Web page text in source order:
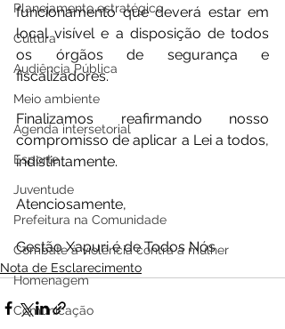
Planejamento estratégico
Cultura
Audiência Pública
Meio ambiente
Agenda intersetorial
Esporte
Juventude
Prefeitura na Comunidade
Combate à violência contra a mulher
Homenagem
Comunicação
funcionamento que deverá estar em
local visível e a disposição de todos
os órgãos de segurança e
fiscalizadores.
Finalizamos reafirmando nosso
compromisso de aplicar a Lei a todos,
indistintamente.
Atenciosamente,
Gestão Xapuri é de Todos Nós
Nota de Esclarecimento